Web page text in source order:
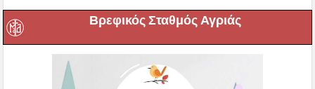
Βρεφικός Σταθμός Αγριάς